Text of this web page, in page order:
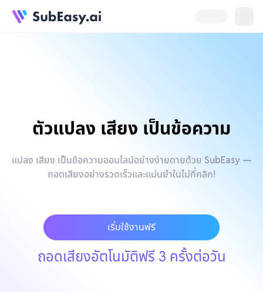
ตัวแปลง เสียง เป็นข้อความ
แปลง เสียง เป็นข้อความออนไลน์อย่างง่ายดายด้วย SubEasy —
ถอดเสียงอย่างรวดเร็วและแม่นยำในไม่กี่คลิก!
เริ่มใช้งานฟรี
ถอดเสียงอัตโนมัติฟรี 3 ครั้งต่อวัน